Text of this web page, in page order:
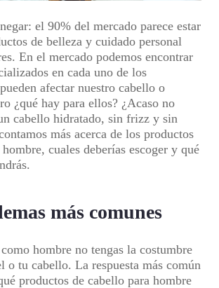
el 90% del mercado parece estar
de belleza y cuidado personal
En el mercado podemos encontrar
en cada uno de los
afectar nuestro cabello o
¿qué hay para ellos? ¿Acaso no
cabello hidratado, sin frizz y sin
más acerca de los productos
cuales deberías escoger y qué
más comunes
hombre no tengas la costumbre
o tu cabello. La respuesta más común
productos de cabello para hombre